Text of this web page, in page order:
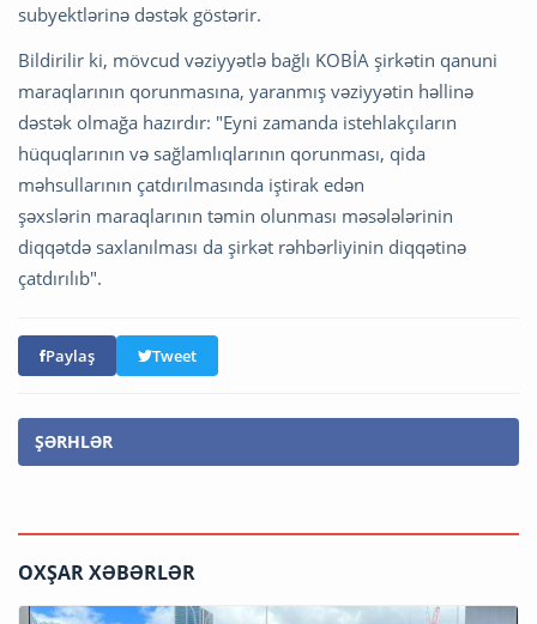
subyektlərinə dəstək göstərir.
Bildirilir ki, mövcud vəziyyətlə bağlı KOBİA şirkətin qanuni
maraqlarının qorunmasına, yaranmış vəziyyətin həllinə
dəstək olmağa hazırdır: "Eyni zamanda istehlakçıların
hüquqlarının və sağlamlıqlarının qorunması, qida
məhsullarının çatdırılmasında iştirak edən
şəxslərin maraqlarının təmin olunması məsələlərinin
diqqətdə saxlanılması da şirkət rəhbərliyinin diqqətinə
çatdırılıb".
Paylaş Tweet
ŞƏRHLƏR
OXŞAR XƏBƏRLƏR